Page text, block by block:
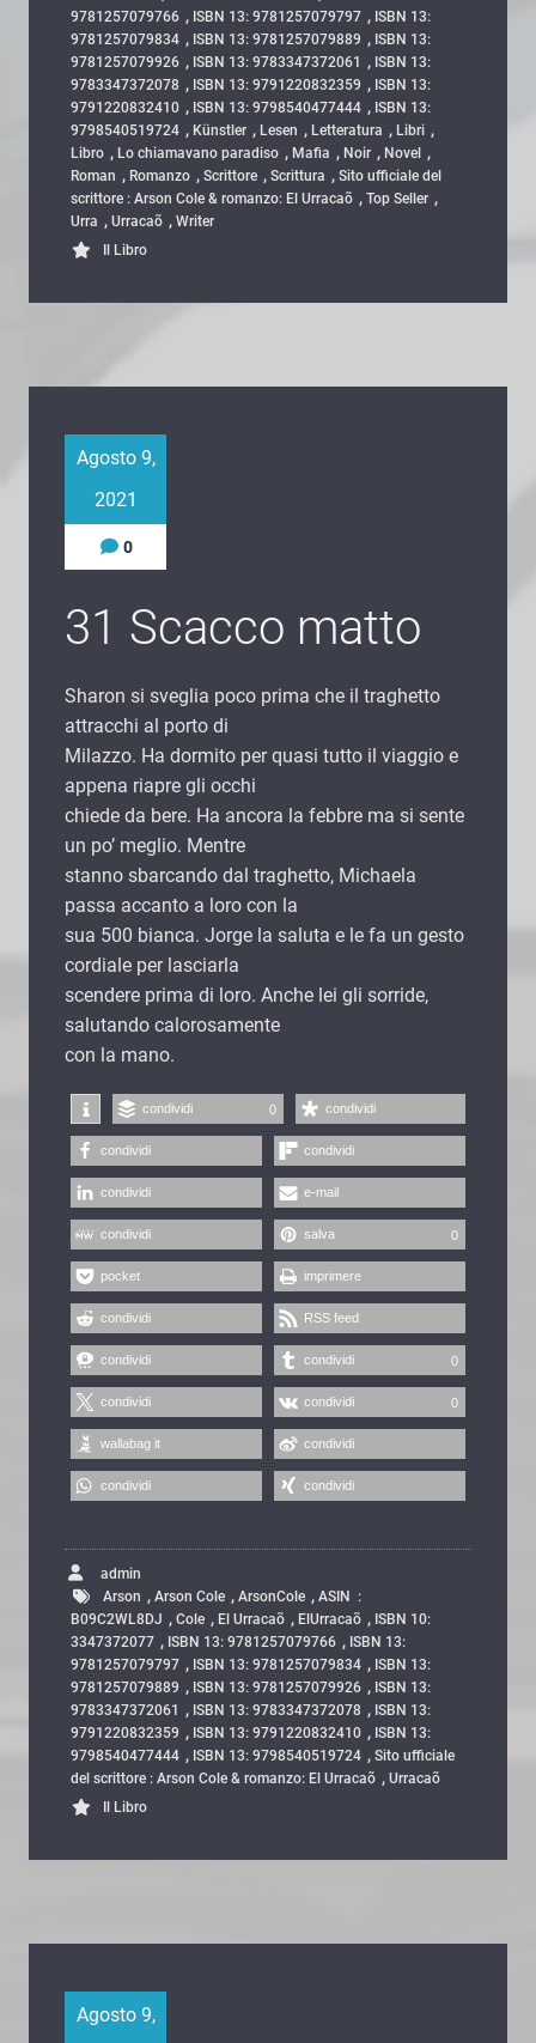
9781257079766 , ISBN 13: 9781257079797 , ISBN 13:
9781257079834 , ISBN 13: 9781257079889 , ISBN 13:
9781257079926 , ISBN 13: 9783347372061 , ISBN 13:
9783347372078 , ISBN 13: 9791220832359 , ISBN 13:
9791220832410 , ISBN 13: 9798540477444 , ISBN 13:
9798540519724 , Künstler , Lesen , Letteratura , Libri ,
Libro , Lo chiamavano paradiso , Mafia , Noir , Novel ,
Roman , Romanzo , Scrittore , Scrittura , Sito ufficiale del
scrittore : Arson Cole & romanzo: El Urracaõ , Top Seller ,
Urra , Urracaõ , Writer
Il Libro
Agosto 9,
2021
0
31 Scacco matto
Sharon si sveglia poco prima che il traghetto
attracchi al porto di
Milazzo. Ha dormito per quasi tutto il viaggio e
appena riapre gli occhi
chiede da bere. Ha ancora la febbre ma si sente
un po’ meglio. Mentre
stanno sbarcando dal traghetto, Michaela
passa accanto a loro con la
sua 500 bianca. Jorge la saluta e le fa un gesto
cordiale per lasciarla
scendere prima di loro. Anche lei gli sorride,
salutando calorosamente
con la mano.
condividi 0 condividi
condividi condividi
condividi e-mail
condividi salva 0
pocket imprimere
condividi RSS feed
condividi condividi 0
condividi condividi 0
wallabag it condividi
condividi condividi
admin
Arson , Arson Cole , ArsonCole , ASIN ‏ : ‎
B09C2WL8DJ , Cole , El Urracaõ , ElUrracaõ , ISBN 10:
3347372077 , ISBN 13: 9781257079766 , ISBN 13:
9781257079797 , ISBN 13: 9781257079834 , ISBN 13:
9781257079889 , ISBN 13: 9781257079926 , ISBN 13:
9783347372061
, ISBN 13: 9783347372078 , ISBN 13:
9791220832359 , ISBN 13: 9791220832410 , ISBN 13:
9798540477444 , ISBN 13: 9798540519724 , Sito ufficiale
del scrittore : Arson Cole & romanzo: El Urracaõ , Urracaõ
Il Libro
Agosto 9,